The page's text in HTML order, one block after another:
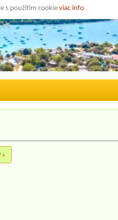
s použitím cookie viac info